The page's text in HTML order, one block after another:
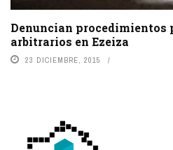
Denuncian
arbitrarios en Ezeiza
23 DICIEMBRE, 2015